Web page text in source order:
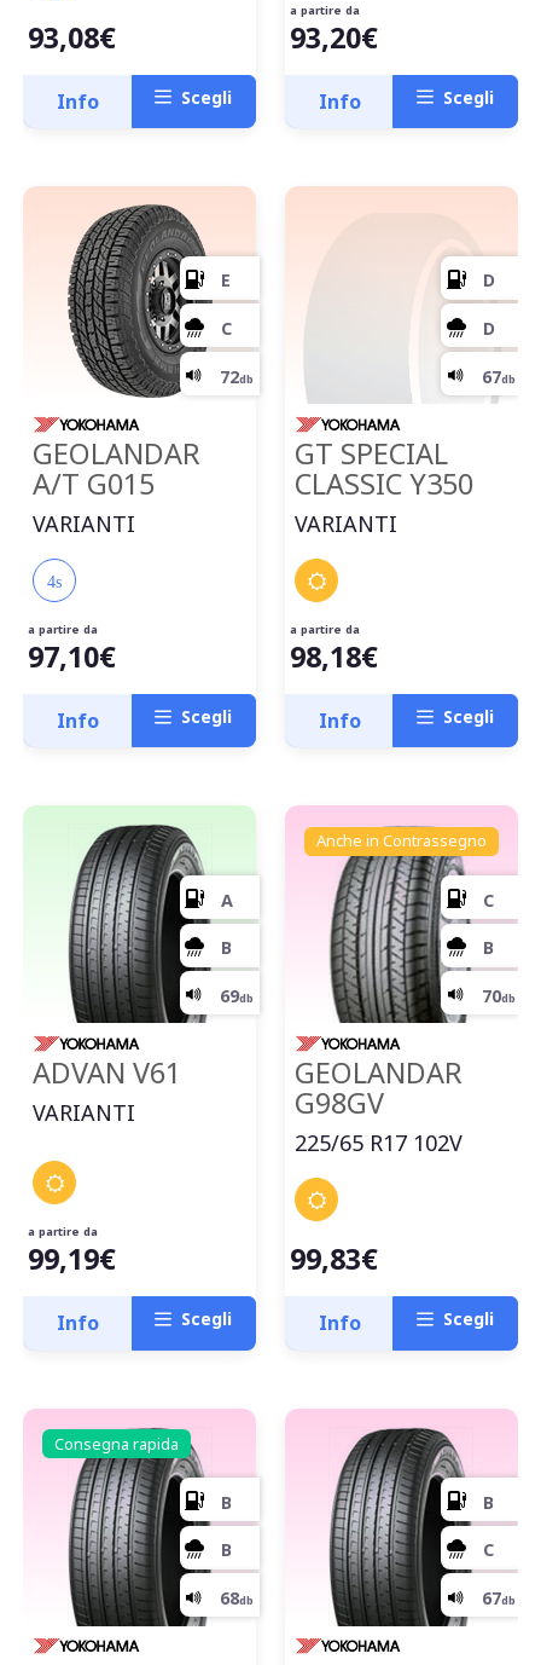
F
71
C
B
93,08€
Info Scegli
a partire da
93,20€
Info Scegli
GEOLANDAR
A/T G015
VARIANTI
4s
a partire da
97,10€
Info Scegli
GT SPECIAL
CLASSIC Y350
VARIANTI
a partire da
98,18€
Info Scegli
ADVAN V61
VARIANTI
a partire da
99,19€
Info Scegli
Anche in Contrassegno
GEOLANDAR
G98GV
225/65 R17 102V
99,83€
Info Scegli
Consegna rapida